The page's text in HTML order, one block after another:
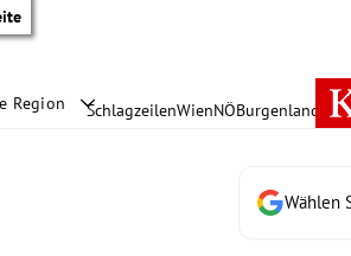
Region SchlagzeilenWienNÖBurgenland
Wählen